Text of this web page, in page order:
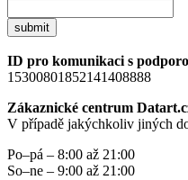
submit
ID pro komunikaci s
15300801852141408888
Zákaznické centrum
V případě jakýchkoliv jiných
Po–pá – 8:00 až 21:00
So–ne – 9:00 až 21:00